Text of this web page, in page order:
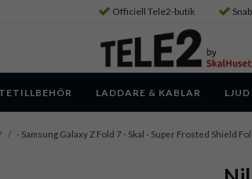
Officiell Tele2-butik
LADDARE & KABLAR LJUD
/ - Samsung Galaxy Z Fold 7 - Skal - Super Frosted Shield